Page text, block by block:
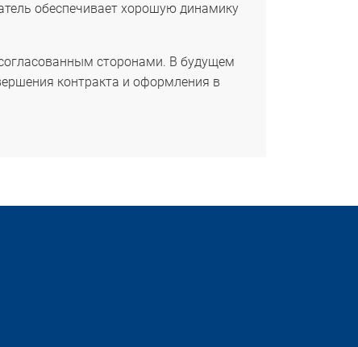
обеспечивает хорошую динамику
сторонами. В будущем
контракта и оформления в